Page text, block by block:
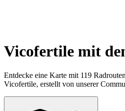
Vicofertile mit
Entdecke eine Karte mit 119
Vicofertile, erstellt von unserer